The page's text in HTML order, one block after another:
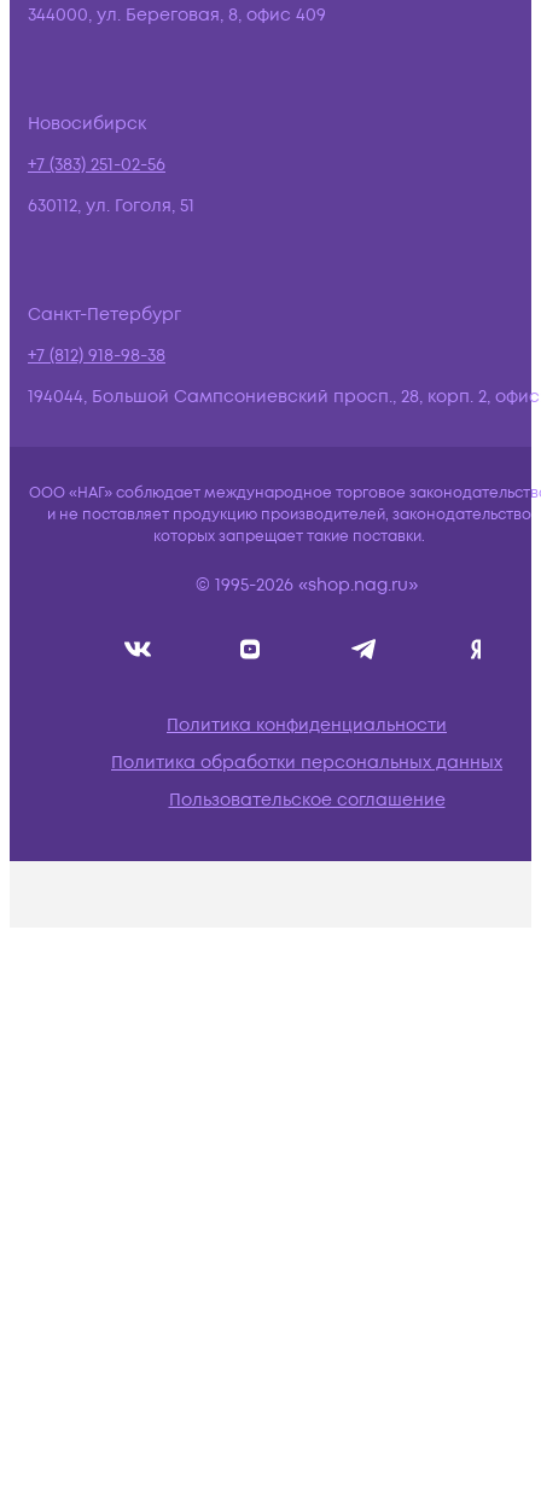
344000, ул. Береговая, 8, офис 409
Новосибирск
+7 (383) 251-02-56
630112, ул. Гоголя, 51
Санкт-Петербург
+7 (812) 918-98-38
194044, Большой Сампсониевский просп., 28, корп. 2,
ООО «НАГ» соблюдает международное торговое
и не поставляет продукцию производителей, законодательство
которых запрещает такие поставки.
© 1995-2026 «shop.nag.ru»
Политика конфиденциальности
Политика обработки персональных данных
Пользовательское соглашение